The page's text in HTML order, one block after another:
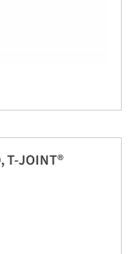
T-JOINT®